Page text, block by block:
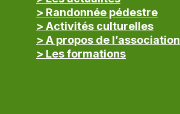
> Randonnée pédestre
> Activités culturelles
> A propos de l’association
> Les formations